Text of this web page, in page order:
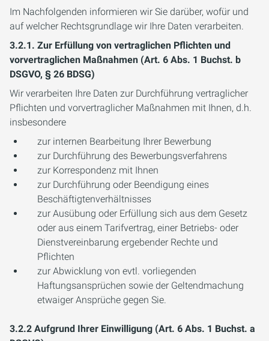
Im Nachfolgenden informieren wir Sie darüber, wofür und
auf welcher Rechtsgrundlage wir Ihre Daten verarbeiten.
3.2.1. Zur Erfüllung von vertraglichen Pflichten und
vorvertraglichen Maßnahmen (Art. 6 Abs. 1 Buchst. b
DSGVO, § 26 BDSG)
Wir verarbeiten Ihre Daten zur Durchführung vertraglicher
Pflichten und vorvertraglicher Maßnahmen mit Ihnen, d.h.
insbesondere
zur internen Bearbeitung Ihrer Bewerbung
zur Durchführung des Bewerbungsverfahrens
zur Korrespondenz mit Ihnen
zur Durchführung oder Beendigung eines
Beschäftigtenverhältnisses
zur Ausübung oder Erfüllung sich aus dem Gesetz
oder aus einem Tarifvertrag, einer Betriebs- oder
Dienstvereinbarung ergebender Rechte und
Pflichten
zur Abwicklung von evtl. vorliegenden
Haftungsansprüchen sowie der Geltendmachung
etwaiger Ansprüche gegen Sie.
3.2.2 Aufgrund Ihrer Einwilligung (Art. 6 Abs. 1 Buchst. a